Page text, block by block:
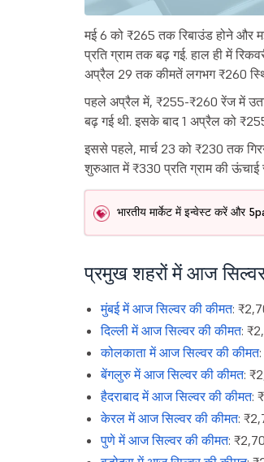
मई 6 को ₹265 तक रिबाउंड होने और
प्रति ग्राम तक बढ़ गई. हाल ही में
अप्रैल 29 तक कीमतें लगभग ₹260
पहले अप्रैल में, ₹255-₹260 रेंज में
बढ़ गई थी. इसके बाद 1 अप्रैल को
इससे पहले, मार्च 23 को ₹230 तक
शुरुआत में ₹330 प्रति ग्राम की ऊंचाई
भारतीय मार्केट में इन्वेस्ट करें और
प्रमुख शहरों में आज
मुंबई में आज सिल्वर की कीमत:
दिल्ली में आज सिल्वर की कीमत:
कोलकाता में आज सिल्वर की कीमत
बेंगलुरु में आज सिल्वर की कीमत:
हैदराबाद में आज सिल्वर की कीमत:
केरल में आज सिल्वर की कीमत:
पुणे में आज सिल्वर की कीमत: